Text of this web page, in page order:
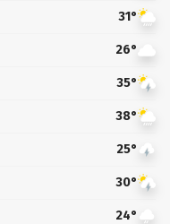
31°
26°
35°
38°
25°
30°
24°